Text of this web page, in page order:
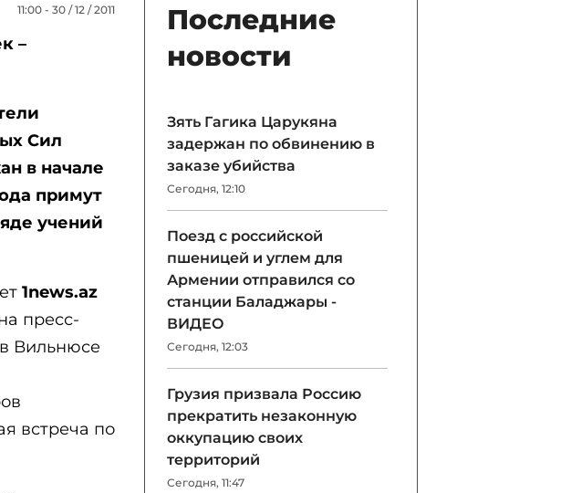
11:00 - 30 / 12 / 2011
–
Сил
в начале
примут
учений
1news.az
пресс-
Вильнюсе
встреча по
Последние
новости
Зять Гагика Царукяна
задержан по обвинению в
заказе убийства
Сегодня, 12:10
Поезд с российской
пшеницей и углем для
Армении отправился со
станции Баладжары -
ВИДЕО
Сегодня, 12:03
Грузия призвала Россию
прекратить незаконную
оккупацию своих
территорий
Сегодня, 11:47